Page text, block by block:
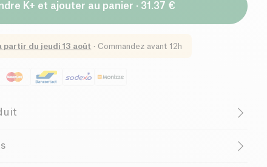
K+ et ajouter au panier · 31.37 €
partir du jeudi 13 août · Commandez avant 12h
Female Founder